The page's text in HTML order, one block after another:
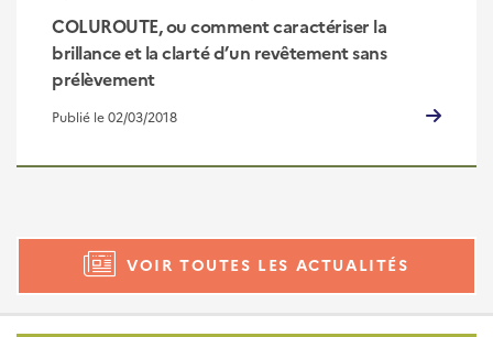
COLUROUTE, ou comment caractériser la
brillance et la clarté d’un revêtement sans
prélèvement
Publié le 02/03/2018
VOIR TOUTES LES ACTUALITÉS
Pied